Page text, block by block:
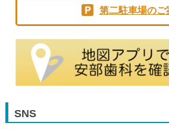
第二駐車場のご
SNS